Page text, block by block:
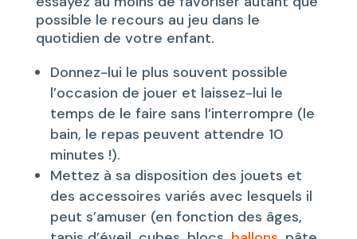
possible le recours au jeu dans le
quotidien de votre enfant.
Donnez-lui le plus souvent possible
l’occasion de jouer et laissez-lui le
temps de le faire sans l’interrompre (le
bain, le repas peuvent attendre 10
minutes !).
Mettez à sa disposition des jouets et
des accessoires variés avec lesquels il
peut s’amuser (en fonction des âges,